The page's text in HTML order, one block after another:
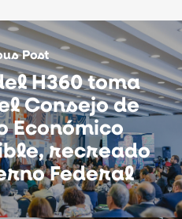
Post
H360 toma
Consejo de
recreado
Federal